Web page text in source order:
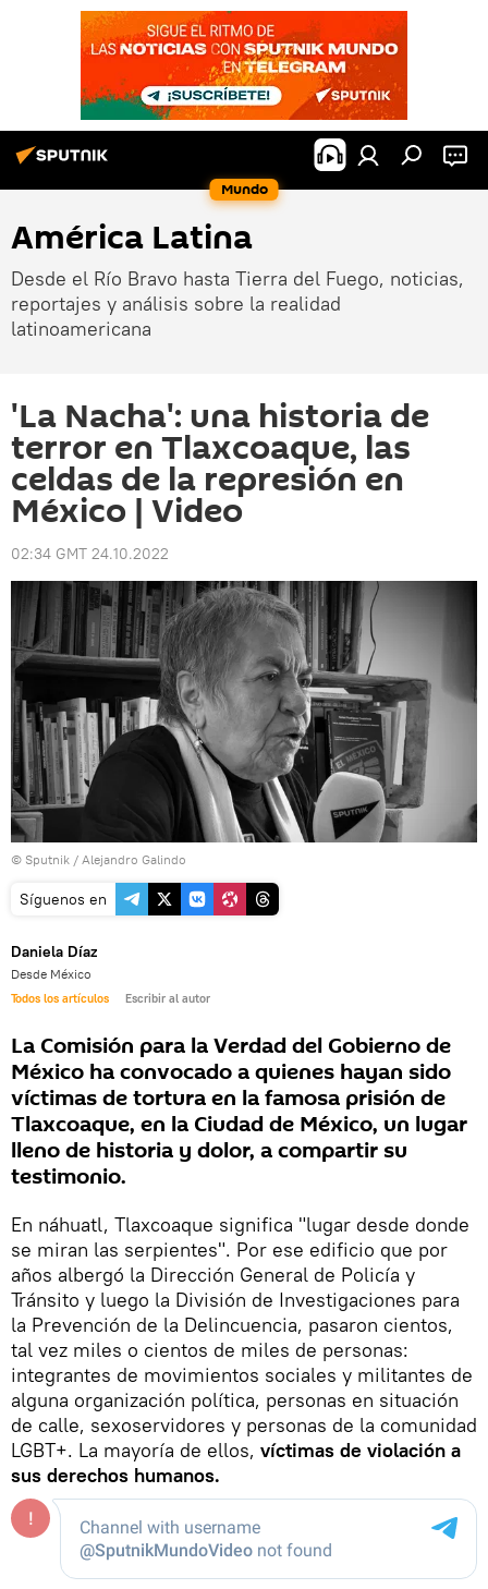
Mundo
América Latina
Desde el Río Bravo hasta Tierra del Fuego, noticias,
reportajes y análisis sobre la realidad
latinoamericana
'La Nacha': una historia de
terror en Tlaxcoaque, las
celdas de la represión en
México | Video
02:34 GMT 24.10.2022
© Sputnik / Alejandro Galindo
Síguenos en
Daniela Díaz
Desde México
Todos los artículos Escribir al autor
La Comisión para la Verdad del Gobierno de
México ha convocado a quienes hayan sido
víctimas de tortura en la famosa prisión de
Tlaxcoaque, en la Ciudad de México, un lugar
lleno de historia y dolor, a compartir su
testimonio.
En náhuatl, Tlaxcoaque significa "lugar desde donde
se miran las serpientes". Por ese edificio que por
años albergó la Dirección General de Policía y
Tránsito y luego la División de Investigaciones para
la Prevención de la Delincuencia, pasaron cientos,
tal vez miles o cientos de miles de personas:
integrantes de movimientos sociales y militantes de
alguna organización política, personas en situación
de calle, sexoservidores y personas de la comunidad
LGBT+. La mayoría de ellos, víctimas de violación a
sus derechos humanos.